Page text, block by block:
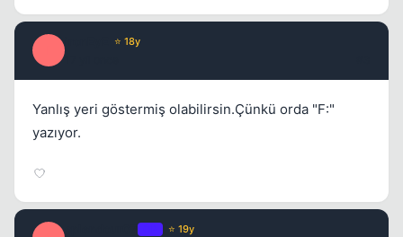
⭐ 18y
Yanlış yeri göstermiş olabilirsin.Çünkü orda "F:"
yazıyor.
⭐ 19y